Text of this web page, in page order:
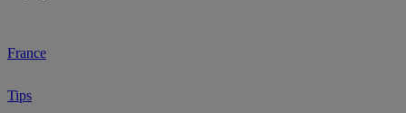
France
Tips